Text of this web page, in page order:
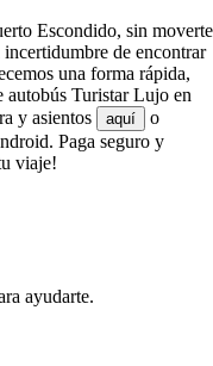
Escondido, sin moverte
de encontrar
una forma rápida,
autobús Turistar Lujo en
y asientos
aquí
o
Paga seguro y
viaje!
ayudarte.